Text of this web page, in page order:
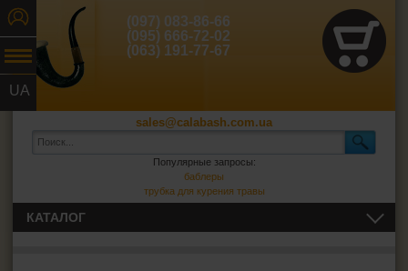
UA
(097) 083-86-66
(095) 666-72-02
(063) 191-77-67
sales@calabash.com.ua
Популярные запросы:
баблеры
трубка для курения травы
КАТАЛОГ